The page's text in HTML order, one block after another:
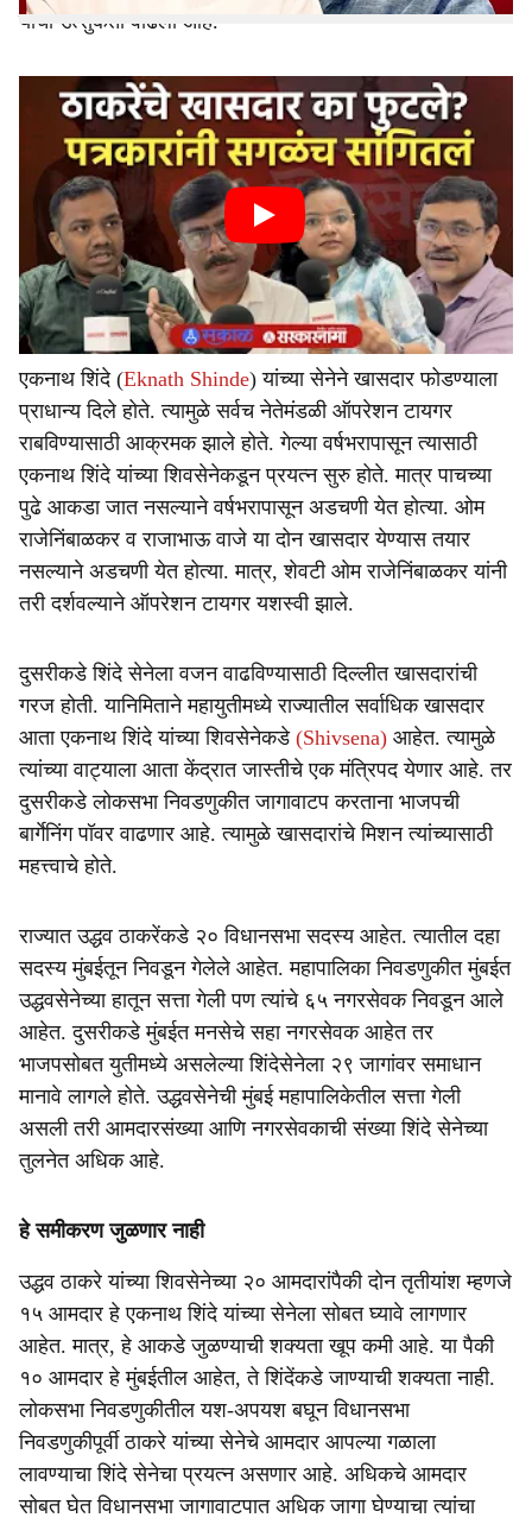
याची उत्सुकता वाढली आहे.
एकनाथ शिंदे (Eknath Shinde) यांच्या सेनेने खासदार फोडण्याला
प्राधान्य दिले होते. त्यामुळे सर्वच नेतेमंडळी ऑपरेशन टायगर
राबविण्यासाठी आक्रमक झाले होते. गेल्या वर्षभरापासून त्यासाठी
एकनाथ शिंदे यांच्या शिवसेनेकडून प्रयत्न सुरु होते. मात्र पाचच्या
पुढे आकडा जात नसल्याने वर्षभरापासून अडचणी येत होत्या. ओम
राजेनिंबाळकर व राजाभाऊ वाजे या दोन खासदार येण्यास तयार
नसल्याने अडचणी येत होत्या. मात्र, शेवटी ओम राजेनिंबाळकर यांनी
तरी दर्शवल्याने ऑपरेशन टायगर यशस्वी झाले.
दुसरीकडे शिंदे सेनेला वजन वाढविण्यासाठी दिल्लीत खासदारांची
गरज होती. यानिमिताने महायुतीमध्ये राज्यातील सर्वाधिक खासदार
आता एकनाथ शिंदे यांच्या शिवसेनेकडे (Shivsena) आहेत. त्यामुळे
त्यांच्या वाट्याला आता केंद्रात जास्तीचे एक मंत्रिपद येणार आहे. तर
दुसरीकडे लोकसभा निवडणुकीत जागावाटप करताना भाजपची
बार्गेनिंग पॉवर वाढणार आहे. त्यामुळे खासदारांचे मिशन त्यांच्यासाठी
महत्त्वाचे होते.
राज्यात उद्धव ठाकरेंकडे २० विधानसभा सदस्य आहेत. त्यातील दहा
सदस्य मुंबईतून निवडून गेलेले आहेत. महापालिका निवडणुकीत मुंबईत
उद्धवसेनेच्या हातून सत्ता गेली पण त्यांचे ६५ नगरसेवक निवडून आले
आहेत. दुसरीकडे मुंबईत मनसेचे सहा नगरसेवक आहेत तर
भाजपसोबत युतीमध्ये असलेल्या शिंदेसेनेला २९ जागांवर समाधान
मानावे लागले होते. उद्धवसेनेची मुंबई महापालिकेतील सत्ता गेली
असली तरी आमदारसंख्या आणि नगरसेवकाची संख्या शिंदे सेनेच्या
तुलनेत अधिक आहे.
हे समीकरण जुळणार नाही
उद्धव ठाकरे यांच्या शिवसेनेच्या २० आमदारांपैकी दोन तृतीयांश म्हणजे
१५ आमदार हे एकनाथ शिंदे यांच्या सेनेला सोबत घ्यावे लागणार
आहेत. मात्र, हे आकडे जुळण्याची शक्यता खूप कमी आहे. या पैकी
१० आमदार हे मुंबईतील आहेत, ते शिंदेंकडे जाण्याची शक्यता नाही.
लोकसभा निवडणुकीतील यश-अपयश बघून विधानसभा
निवडणुकीपूर्वी ठाकरे यांच्या सेनेचे आमदार आपल्या गळाला
लावण्याचा शिंदे सेनेचा प्रयत्न असणार आहे. अधिकचे आमदार
सोबत घेत विधानसभा जागावाटपात अधिक जागा घेण्याचा त्यांचा